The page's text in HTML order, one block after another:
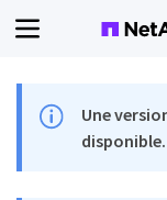
Une
disponible.